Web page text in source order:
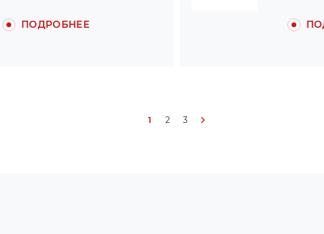
ПОДРОБНЕЕ
1 2 3